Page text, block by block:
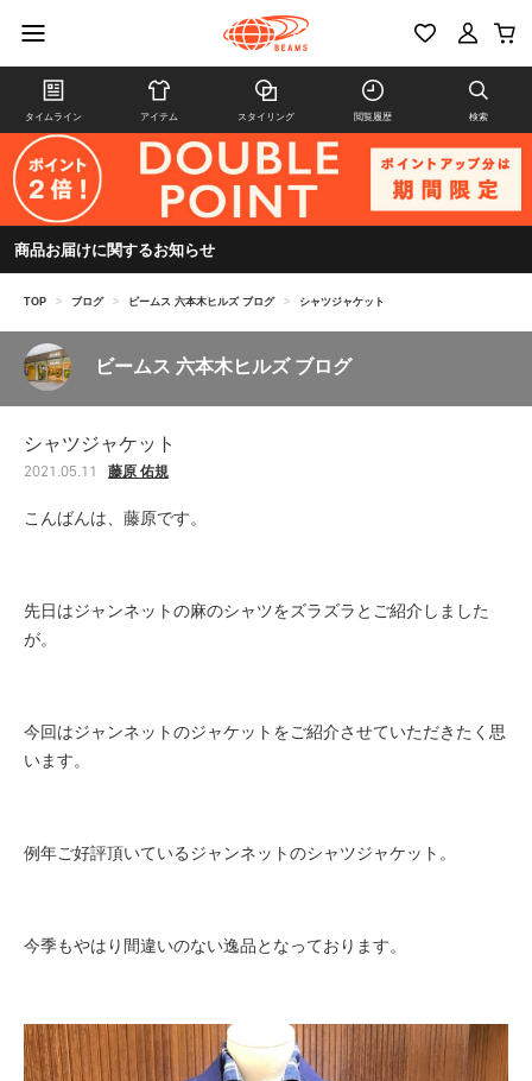
タイムライン アイテム スタイリング 閲覧履歴 検索
商品お届けに関するお知らせ
TOP > ブログ > ビームス 六本木ヒルズ ブログ > シャツジャケット
ビームス 六本木ヒルズ ブログ
シャツジャケット
2021.05.11 藤原 佑規
こんばんは、藤原です。
先日はジャンネットの麻のシャツをズラズラとご紹介しました
が。
今回はジャンネットのジャケットをご紹介させていただきたく思
います。
例年ご好評頂いているジャンネットのシャツジャケット。
今季もやはり間違いのない逸品となっております。